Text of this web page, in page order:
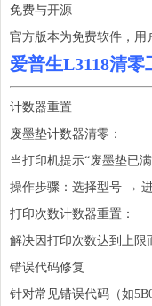
免费与开源
官方版本为免费软件，用
爱普生L3118清零
计数器重置
废墨垫计数器清零：
当打印机提示“废墨垫已
操作步骤：选择型号 →
打印次数计数器重置：
解决因打印次数达到上限
错误代码修复
针对常见错误代码（如